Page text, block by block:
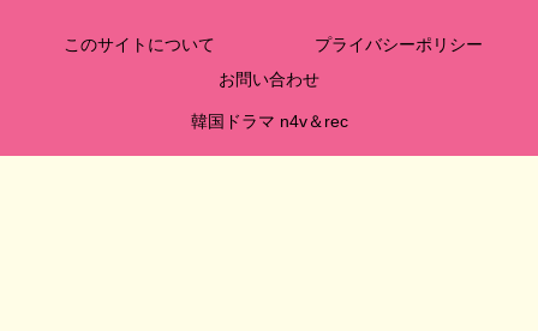
このサイトについて
プライバシーポリシー
お問い合わせ
韓国ドラマ n4v＆rec